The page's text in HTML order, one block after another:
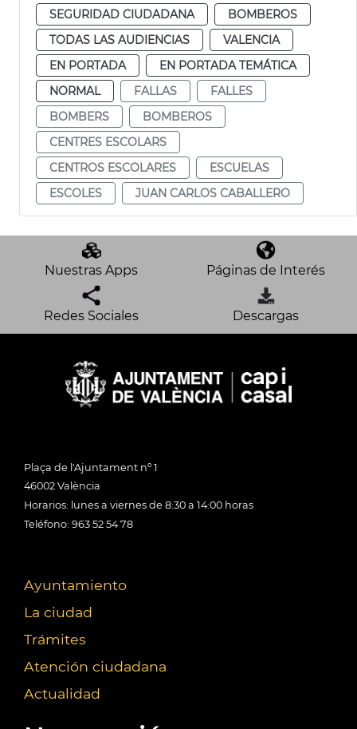
SEGURIDAD CIUDADANA
BOMBEROS
TODAS LAS AUDIENCIAS
VALENCIA
EN PORTADA
EN PORTADA TEMÁTICA
NORMAL
FALLAS
FALLES
BOMBERS
BOMBEROS
CENTRES ESCOLARS
CENTROS ESCOLARES
ESCUELAS
ESCOLES
JUAN CARLOS CABALLERO
Nuestras Apps Páginas de Interés
Redes Sociales Descargas
Plaça de l'Ajuntament nº 1
46002 València
Horarios: lunes a viernes de 8:30 a 14:00 horas
Teléfono: 963 52 54 78
Ayuntamiento
La ciudad
Trámites
Atención ciudadana
Actualidad